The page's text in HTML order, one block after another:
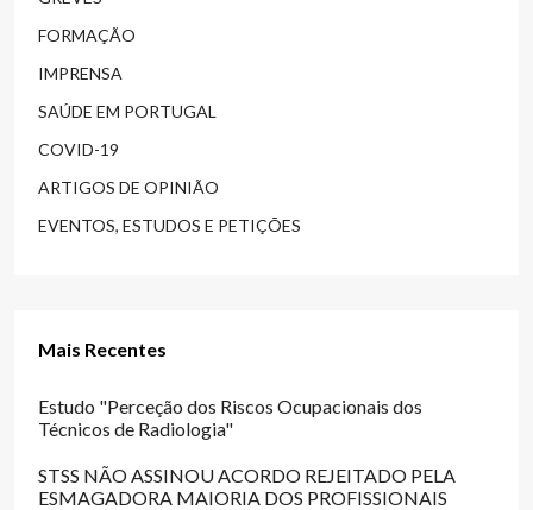
FORMAÇÃO
IMPRENSA
SAÚDE EM PORTUGAL
COVID-19
ARTIGOS DE OPINIÃO
EVENTOS, ESTUDOS E PETIÇÕES
Mais Recentes
Estudo "Perceção dos Riscos Ocupacionais dos
Técnicos de Radiologia"
STSS NÃO ASSINOU ACORDO REJEITADO PELA
ESMAGADORA MAIORIA DOS PROFISSIONAIS